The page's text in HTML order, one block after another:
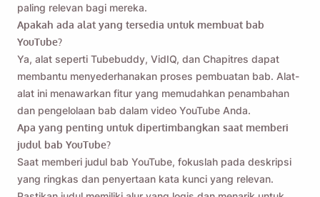
paling relevan bagi mereka.
Apakah ada alat yang tersedia untuk membuat bab
YouTube?
Ya, alat seperti Tubebuddy, VidIQ, dan Chapitres dapat
membantu menyederhanakan proses pembuatan bab. Alat-
alat ini menawarkan fitur yang memudahkan penambahan
dan pengelolaan bab dalam video YouTube Anda.
Apa yang penting untuk dipertimbangkan saat memberi
judul bab YouTube?
Saat memberi judul bab YouTube, fokuslah pada deskripsi
yang ringkas dan penyertaan kata kunci yang relevan.